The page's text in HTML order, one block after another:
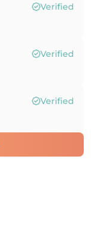
Verified
Verified
Verified